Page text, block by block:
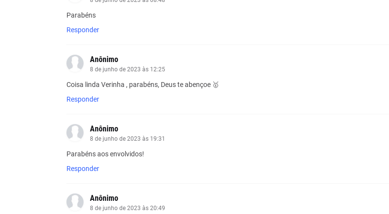
Parabéns
Responder
Anônimo
8 de junho de 2023 às 12:25
Coisa linda Verinha , parabéns, Deus te abençoe 🥇
Responder
Anônimo
8 de junho de 2023 às 19:31
Parabéns aos envolvidos!
Responder
Anônimo
8 de junho de 2023 às 20:49